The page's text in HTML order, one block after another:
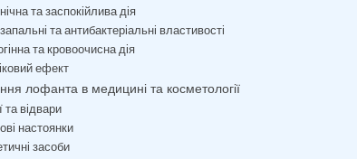
та заспокійлива дія
та антибактеріальні властивості
та кровоочисна дія
ефект
лофанта в медицині та косметології
та відвари
настоянки
засоби